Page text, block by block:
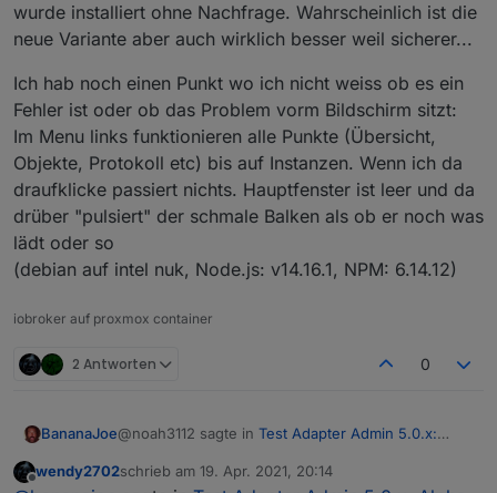
wurde installiert ohne Nachfrage. Wahrscheinlich ist die
neue Variante aber auch wirklich besser weil sicherer...
Ich hab noch einen Punkt wo ich nicht weiss ob es ein
Fehler ist oder ob das Problem vorm Bildschirm sitzt:
Im Menu links funktionieren alle Punkte (Übersicht,
Objekte, Protokoll etc) bis auf Instanzen. Wenn ich da
draufklicke passiert nichts. Hauptfenster ist leer und da
drüber "pulsiert" der schmale Balken als ob er noch was
lädt oder so
(debian auf intel nuk, Node.js: v14.16.1, NPM: 6.14.12)
iobroker auf proxmox container
2 Antworten 0
BananaJoe@noah3112 sagte in Test Adapter Admin 5.0.x:
Offline
wendy2702schrieb am 19. Apr. 2021, 20:14
zuletzt editiert von